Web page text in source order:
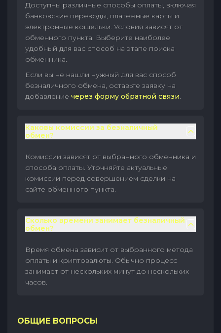
Доступны различные способы оплаты, включая
банковские переводы, платежные карты и
электронные кошельки. Условия зависят от
обменного пункта. Выберите наиболее
удобный для вас способ на этапе поиска
обменника.
Если вы не нашли нужный для вас способ
безналичного обмена, оставьте заявку на
добавление через форму обратной связи.
Каковы комиссии за безналичный
обмен?
Комиссии зависят от выбранного обменника и
способа оплаты. Уточняйте актуальные
комиссии перед совершением сделки на
сайте обменного пункта.
Сколько времени занимает безналичный
обмен?
Время обмена зависит от выбранного метода
оплаты и криптовалюты. Обычно процесс
занимает от нескольких минут до нескольких
часов.
ОБЩИЕ ВОПРОСЫ